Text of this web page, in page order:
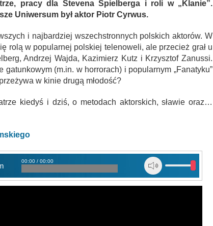
pracy dla Stevena Spielberga i roli w „Klanie”.
Uniwersum był aktor Piotr Cyrwus.
i najbardziej wszechstronnych polskich aktorów. W
rolą w popularnej polskiej telenoweli, ale przecież grał u
Andrzej Wajda, Kazimierz Kutz i Krzysztof Zanussi.
(m.in. w horrorach) i popularnym „Fanatyku”
w kinie drugą młodość?
kiedyś i dziś, o metodach aktorskich, sławie oraz…
00:00 / 00:00